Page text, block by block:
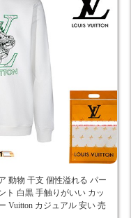
動物 干支 個性溢れる パー
ト 白黒 手触りがいい カッ
Vuitton カジュアル 安い 売